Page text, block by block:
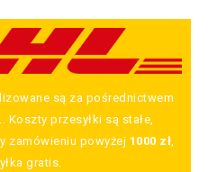
są za pośrednictwem
Koszty przesyłki są stałe,
zamówieniu powyżej 1000 zł,
gratis.